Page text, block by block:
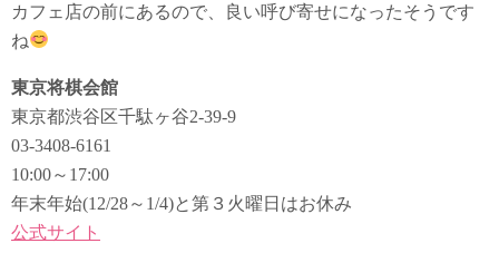
カフェ店の前にあるので、良い呼び寄せになったそうです
ね
東京将棋会館
東京都渋谷区千駄ヶ谷2-39-9
03-3408-6161
10:00～17:00
年末年始(12/28～1/4)と第３火曜日はお休み
公式サイト